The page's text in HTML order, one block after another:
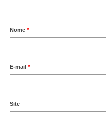
Nome *
E-mail *
Site